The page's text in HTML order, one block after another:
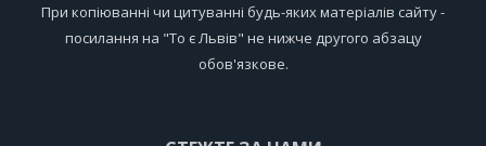
При копіюванні чи цитуванні будь-яких матеріалів сайту -
посилання на "То є Львів" не нижче другого абзацу
обов'язкове.